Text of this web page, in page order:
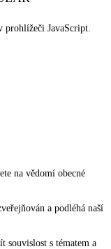
JavaScript.
na vědomí obecné
a podléhá naší
souvislost s tématem a